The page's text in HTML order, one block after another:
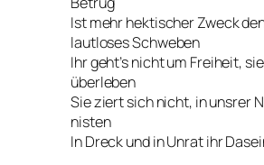
Ist mehr hektischer Zweck
lautloses Schweben
Ihr geht’s nicht um Freiheit,
überleben
Sie ziert sich nicht, in unsrer
nisten
In Dreck und in Unrat ihr